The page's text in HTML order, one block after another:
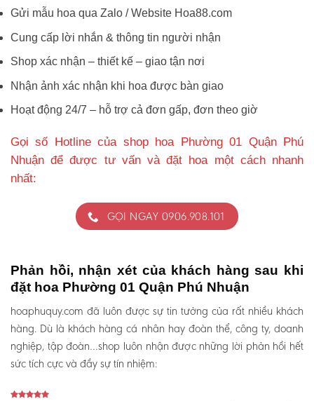
Gửi mẫu hoa qua Zalo / Website Hoa88.com
Cung cấp lời nhắn & thông tin người nhận
Shop xác nhận – thiết kế – giao tận nơi
Nhận ảnh xác nhận khi hoa được bàn giao
Hoạt động 24/7 – hỗ trợ cả đơn gấp, đơn theo giờ
Gọi số Hotline của shop hoa Phường 01 Quận Phú
Nhuận để được tư vấn và đặt hoa một cách nhanh
nhất:
GỌI NGAY 0906.908.101
Phản hồi, nhận xét của khách hàng sau khi
đặt hoa Phường 01 Quận Phú Nhuận
hoaphuquy.com đã luôn được sự tin tưởng của rất nhiều khách
hàng. Dù là khách hàng cá nhân hay đoàn thể, công ty, doanh
nghiệp, tập đoàn…shop luôn nhận được những lời phản hồi hết
sức tích cực và đầy sự tín nhiệm: